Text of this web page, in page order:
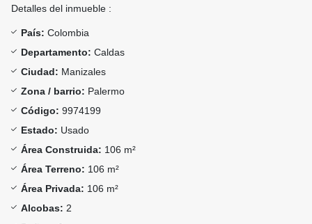
Detalles del inmueble :
País: Colombia
Departamento: Caldas
Ciudad: Manizales
Zona / barrio: Palermo
Código: 9974199
Estado: Usado
Área Construida: 106 m²
Área Terreno: 106 m²
Área Privada: 106 m²
Alcobas: 2